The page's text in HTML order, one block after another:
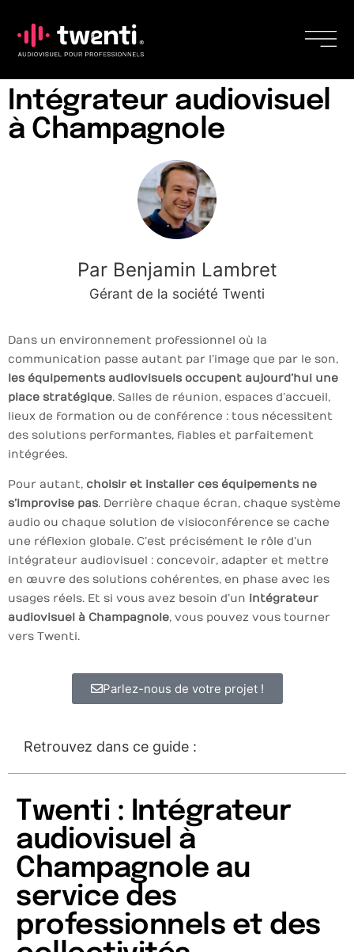
Intégrateur audiovisuel
à Champagnole
Par Benjamin Lambret
Gérant de la société Twenti
Dans un environnement professionnel où la
communication passe autant par l’image que par le son,
les équipements audiovisuels occupent aujourd’hui une
place stratégique. Salles de réunion, espaces d’accueil,
lieux de formation ou de conférence : tous nécessitent
des solutions performantes, fiables et parfaitement
intégrées.
Pour autant, choisir et installer ces équipements ne
s’improvise pas. Derrière chaque écran, chaque système
audio ou chaque solution de visioconférence se cache
une réflexion globale. C’est précisément le rôle d’un
intégrateur audiovisuel : concevoir, adapter et mettre
en œuvre des solutions cohérentes, en phase avec les
usages réels. Et si vous avez besoin d’un intégrateur
audiovisuel à Champagnole, vous pouvez vous tourner
vers Twenti.
Parlez-nous de votre projet !
Retrouvez dans ce guide :
Twenti : Intégrateur
audiovisuel à
Champagnole au
service des
professionnels et des